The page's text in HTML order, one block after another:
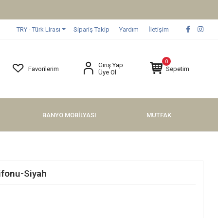
TRY - Türk Lirası Sipariş Takip Yardım İletişim
Favorilerim
Giriş Yap
Üye Ol
0
Sepetim
BANYO MOBİLYASI MUTFAK
Siyah